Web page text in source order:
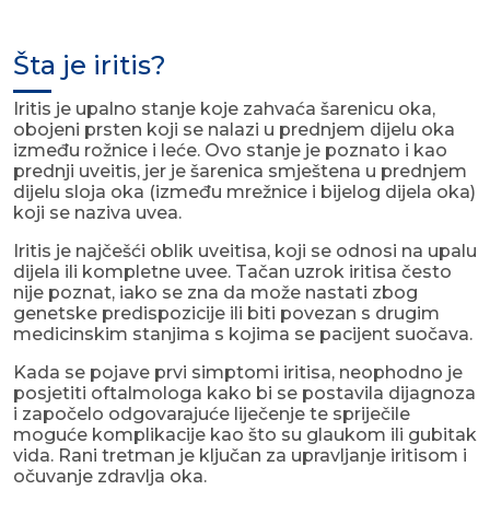
Šta je iritis?
Iritis je upalno stanje koje zahvaća šarenicu oka,
obojeni prsten koji se nalazi u prednjem dijelu oka
između rožnice i leće. Ovo stanje je poznato i kao
prednji uveitis, jer je šarenica smještena u prednjem
dijelu sloja oka (između mrežnice i bijelog dijela oka)
koji se naziva uvea.
Iritis je najčešći oblik uveitisa, koji se odnosi na upalu
dijela ili kompletne uvee. Tačan uzrok iritisa često
nije poznat, iako se zna da može nastati zbog
genetske predispozicije ili biti povezan s drugim
medicinskim stanjima s kojima se pacijent suočava.
Kada se pojave prvi simptomi iritisa, neophodno je
posjetiti oftalmologa kako bi se postavila dijagnoza
i započelo odgovarajuće liječenje te spriječile
moguće komplikacije kao što su glaukom ili gubitak
vida. Rani tretman je ključan za upravljanje iritisom i
očuvanje zdravlja oka.